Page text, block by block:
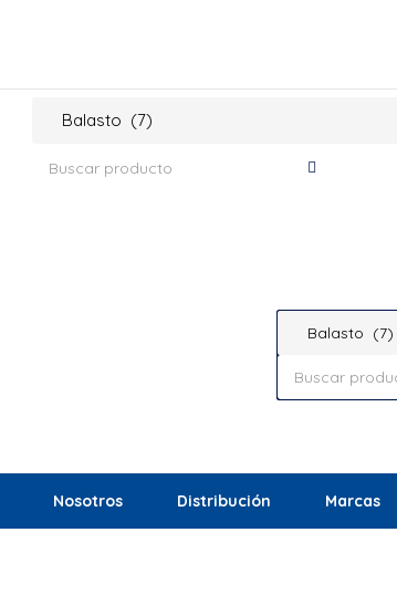
Balasto (7)
Nosotros Distribución Marcas